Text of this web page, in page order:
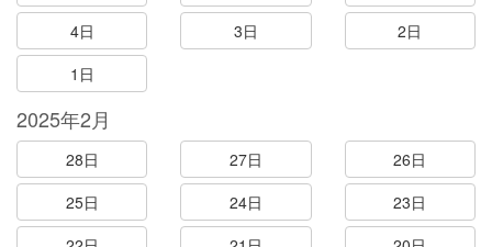
4日
3日
2日
1日
2025年2月
28日 27日
26日
25日
24日
23日